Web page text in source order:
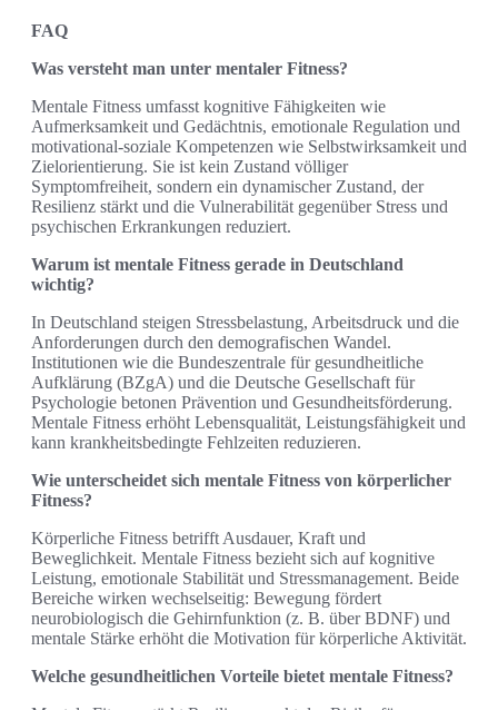
FAQ
Was versteht man unter mentaler Fitness?
Mentale Fitness umfasst kognitive Fähigkeiten wie
Aufmerksamkeit und Gedächtnis, emotionale Regulation und
motivational-soziale Kompetenzen wie Selbstwirksamkeit und
Zielorientierung. Sie ist kein Zustand völliger
Symptomfreiheit, sondern ein dynamischer Zustand, der
Resilienz stärkt und die Vulnerabilität gegenüber Stress und
psychischen Erkrankungen reduziert.
Warum ist mentale Fitness gerade in Deutschland
wichtig?
In Deutschland steigen Stressbelastung, Arbeitsdruck und die
Anforderungen durch den demografischen Wandel.
Institutionen wie die Bundeszentrale für gesundheitliche
Aufklärung (BZgA) und die Deutsche Gesellschaft für
Psychologie betonen Prävention und Gesundheitsförderung.
Mentale Fitness erhöht Lebensqualität, Leistungsfähigkeit und
kann krankheitsbedingte Fehlzeiten reduzieren.
Wie unterscheidet sich mentale Fitness von körperlicher
Fitness?
Körperliche Fitness betrifft Ausdauer, Kraft und
Beweglichkeit. Mentale Fitness bezieht sich auf kognitive
Leistung, emotionale Stabilität und Stressmanagement. Beide
Bereiche wirken wechselseitig: Bewegung fördert
neurobiologisch die Gehirnfunktion (z. B. über BDNF) und
mentale Stärke erhöht die Motivation für körperliche Aktivität.
Welche gesundheitlichen Vorteile bietet mentale Fitness?